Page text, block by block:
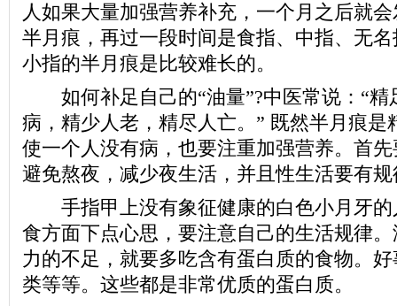
人如果大量加强营养补充，一个月之后就
半月痕，再过一段时间是食指、中指、无
小指的半月痕是比较难长的。
如何补足自己的“油量”?中医常说：“精
病，精少人老，精尽人亡。” 既然半月痕是
使一个人没有病，也要注重加强营养。首
避免熬夜，减少夜生活，并且性生活要有
手指甲上没有象征健康的白色小月牙的
食方面下点心思，要注意自己的生活规律
力的不足，就要多吃含有蛋白质的食物。
类等等。这些都是非常优质的蛋白质。